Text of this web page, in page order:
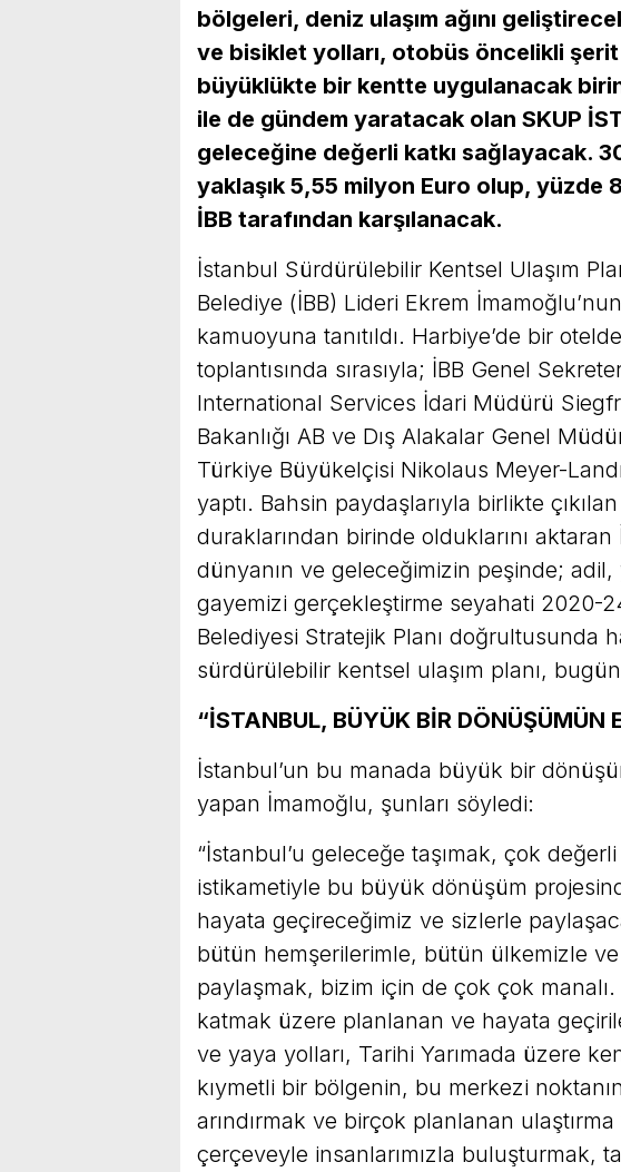
bölgeleri, deniz ulaşım ağını
ve bisiklet yolları, otobüs öncelikli
büyüklükte bir kentte uygulanacak
ile de gündem yaratacak olan SKUP
geleceğine değerli katkı sağlayacak.
yaklaşık 5,55 milyon Euro olup, yüzde
İBB tarafından karşılanacak.
İstanbul Sürdürülebilir Kentsel Ulaşım
Belediye (İBB) Lideri Ekrem
kamuoyuna tanıtıldı. Harbiye’de bir
toplantısında sırasıyla; İBB Genel
International Services İdari Müdürü
Bakanlığı AB ve Dış Alakalar Genel
Türkiye Büyükelçisi Nikolaus Meyer-
yaptı. Bahsin paydaşlarıyla birlikte
duraklarından birinde olduklarını
dünyanın ve geleceğimizin peşinde; adil,
gayemizi gerçekleştirme seyahati 2020-
Belediyesi Stratejik Planı doğrultusunda
sürdürülebilir kentsel ulaşım planı,
“İSTANBUL, BÜYÜK BİR DÖNÜŞÜMÜN
İstanbul’un bu manada büyük bir
yapan İmamoğlu, şunları söyledi:
“İstanbul’u geleceğe taşımak, çok
istikametiyle bu büyük dönüşüm
hayata geçireceğimiz ve sizlerle
bütün hemşerilerimle, bütün ülkemizle
paylaşmak, bizim için de çok çok
katmak üzere planlanan ve hayata
ve yaya yolları, Tarihi Yarımada üzere
kıymetli bir bölgenin, bu merkezi
arındırmak ve birçok planlanan ulaştırma
çerçeveyle insanlarımızla buluşturmak,